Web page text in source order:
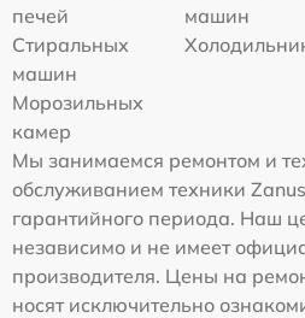
печей
машин
Стиральных
машин
Морозильных
камер
Мы занимаемся ремонтом и
обслуживанием техники
гарантийного периода. Наш
независимо и не имеет
производителя. Цены на
носят исключительно